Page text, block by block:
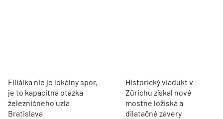
Filiálka nie je lokálny spor,
je to kapacitná otázka
železničného uzla
Bratislava
Historický viadukt v
Zürichu získal nové
mostné ložiská a
dilatačné závery